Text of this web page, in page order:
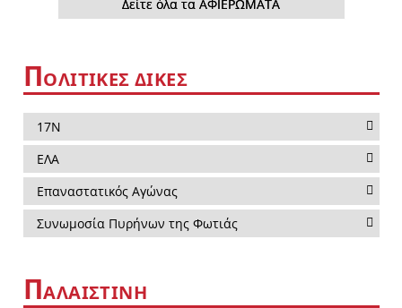
Δείτε όλα τα ΑΦΙΕΡΩΜΑΤΑ
ΠΟΛΙΤΙΚΕΣ ΔΙΚΕΣ
17Ν
ΕΛΑ
Επαναστατικός Αγώνας
Συνωμοσία Πυρήνων της Φωτιάς
ΠΑΛΑΙΣΤΙΝΗ